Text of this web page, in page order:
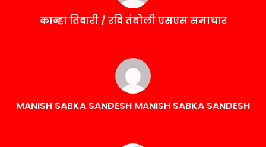
कान्हा तिवारी / रवि तंबोली एसएस समाचार
MANISH SABKA SANDESH MANISH SABKA SANDESH